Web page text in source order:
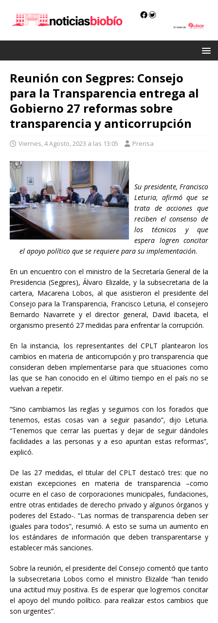
Reunión con Segpres: Consejo
para la Transparencia entrega al
Gobierno 27 reformas sobre
transparencia y anticorrupción
Viernes, 4 Agosto, 2023 a las 13:05 Prensa
Su presidente, Francisco
Leturia, afirmó que se
trata de acciones que
reciben el consenso de
los técnicos y que
espera logren concitar
el apoyo político que se requiere para su implementación.
En un encuentro con el ministro de la Secretaría General de la
Presidencia (Segpres), Álvaro Elizalde, y la subsecretaria de la
cartera, Macarena Lobos, al que asistieron el presidente del
Consejo para la Transparencia, Francisco Leturia, el consejero
Bernardo Navarrete y el director general, David Ibaceta, el
organismo presentó 27 medidas para enfrentar la corrupción.
En la instancia, los representantes del CPLT plantearon los
cambios en materia de anticorrupción y pro transparencia que
consideran deben implementarse para que situaciones como
las que se han conocido en el último tiempo en el país no se
vuelvan a repetir.
“Sino cambiamos las reglas y seguimos con los forados que
tenemos, estas cosas van a seguir pasando”, dijo Leturia.
“Tenemos que cerrar las puertas y dejar de seguir dándoles
facilidades a las personas y a eso apuntan estas reformas”,
explicó.
De las 27 medidas, el titular del CPLT destacó tres: que no
existan excepciones en materia de transparencia –como
ocurre en el caso de corporaciones municipales, fundaciones,
entre otras entidades de derecho privado y algunos órganos y
poderes del Estado-. “Las normas de transparencia deben ser
iguales para todos”, resumió. A esto se suma un aumento en
los estándares de información que deben transparentarse y
establecer más sanciones.
Sobre la reunión, el presidente del Consejo comentó que tanto
la subsecretaria Lobos como el ministro Elizalde “han tenido
una actitud muy positiva. Es de esperar que logremos concitar
el apoyo del mundo político. para realizar estos cambios que
son urgentes”.